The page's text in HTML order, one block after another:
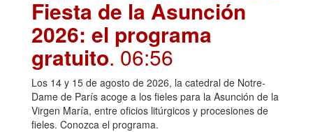
Fiesta de la Asunción
2026: el programa
gratuito. 06:56
Los 14 y 15 de agosto de 2026, la catedral de Notre-
Dame de París acoge a los fieles para la Asunción de la
Virgen María, entre oficios litúrgicos y procesiones de
fieles. Conozca el programa.